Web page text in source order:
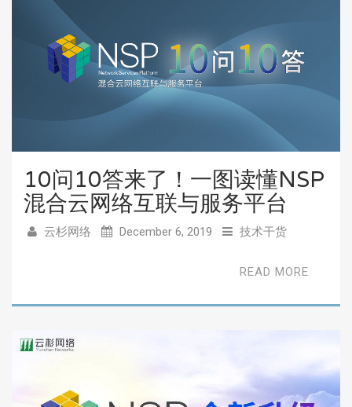
10问10答来了！一图读懂NSP
混合云网络互联与服务平台
云杉网络 December 6, 2019 技术干货
READ MORE